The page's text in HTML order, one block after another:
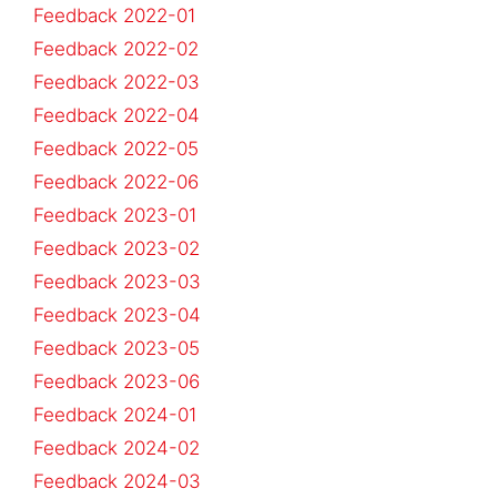
Feedback 2022-01
Feedback 2022-02
Feedback 2022-03
Feedback 2022-04
Feedback 2022-05
Feedback 2022-06
Feedback 2023-01
Feedback 2023-02
Feedback 2023-03
Feedback 2023-04
Feedback 2023-05
Feedback 2023-06
Feedback 2024-01
Feedback 2024-02
Feedback 2024-03